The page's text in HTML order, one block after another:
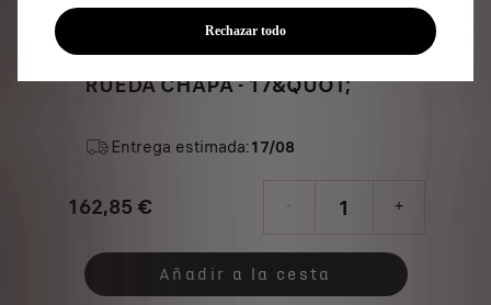
RUEDA CHAPA - 17&QUOT;
Entrega estimada:17/08
162,85 €
Price
- +
Quantity
updated
Añadir a la cesta
Rechazar todo